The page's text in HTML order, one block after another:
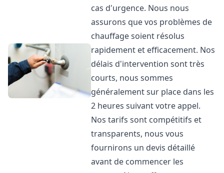
cas d'urgence. Nous nous
assurons que vos problèmes de
chauffage soient résolus
rapidement et efficacement. Nos
délais d'intervention sont très
courts, nous sommes
généralement sur place dans les
2 heures suivant votre appel.
Nos tarifs sont compétitifs et
transparents, nous vous
fournirons un devis détaillé
avant de commencer les